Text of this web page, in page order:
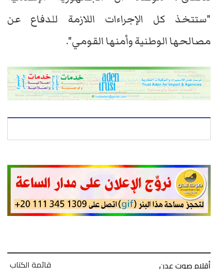
"ستتخذ كل الإجراءات اللازمة للدفاع عن
مصالحها الوطنية وأمنها القومي".
أقلام صوت عدن قائمة الكتاب